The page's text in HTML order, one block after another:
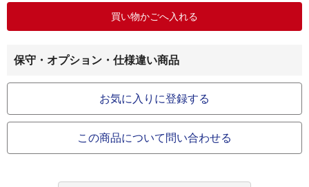
保守・オプション・仕様違い商品
お気に入りに登録する
この商品について問い合わせる